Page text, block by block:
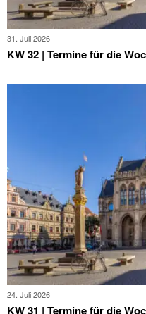
31. Juli 2026
KW 32 | Termine für die
24. Juli 2026
KW 31 | Termine für die